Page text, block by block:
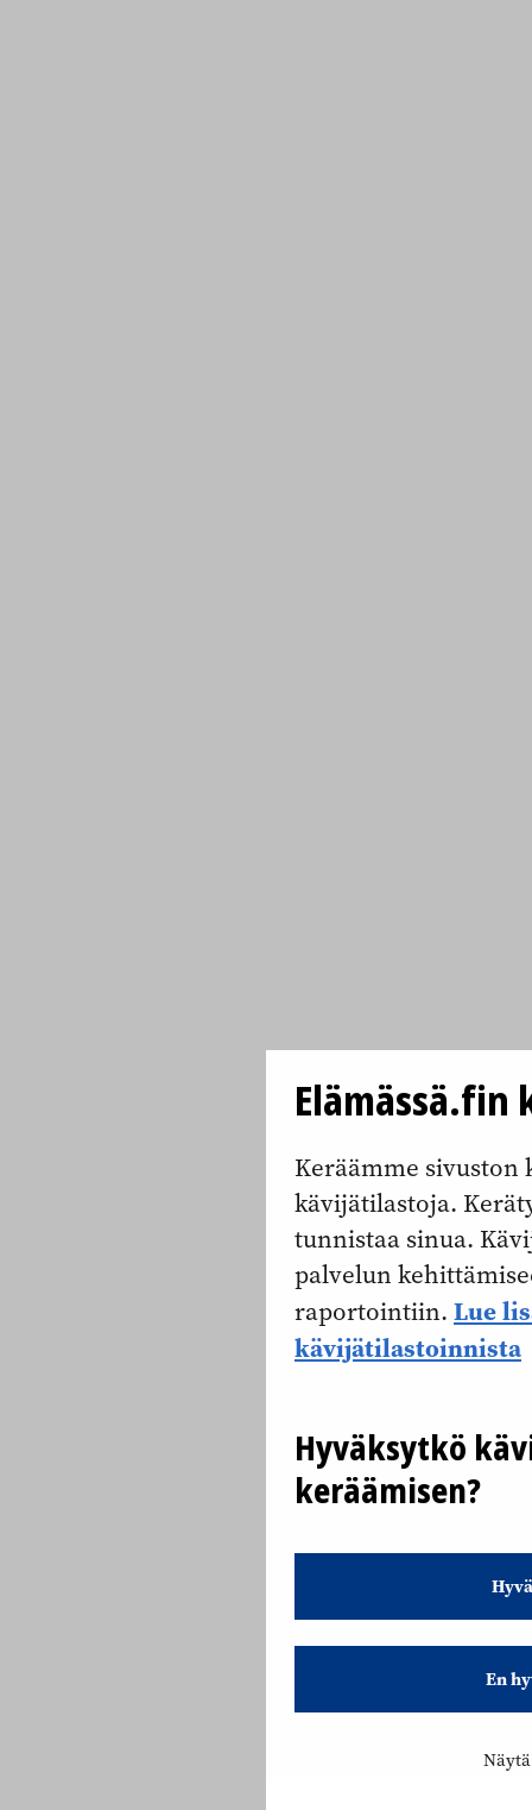
Keräämme sivuston
kävijätilastoja.
tunnistaa sinua.
palvelun
raportointiin. Lue
kävijätilastoinnista
Hyväksytkö
keräämisen?
En